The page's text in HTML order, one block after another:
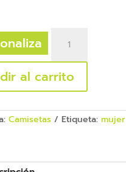
Roly
cantidad
al carrito
Camisetas Etiqueta: mujer